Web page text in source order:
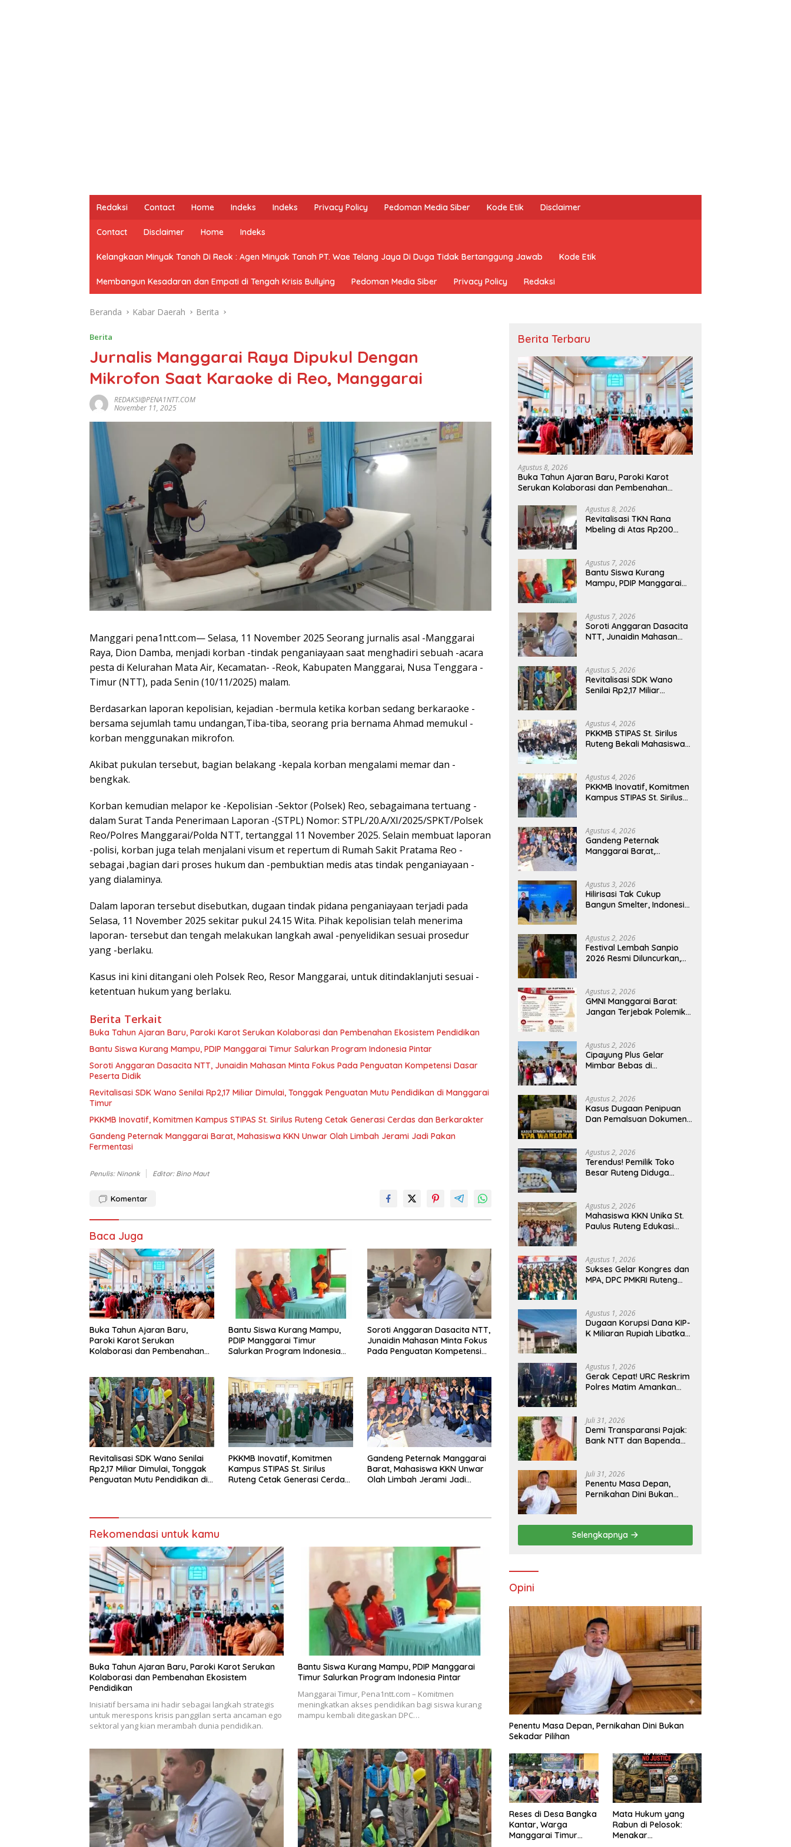
Redaksi Contact Home Indeks Indeks Privacy Policy Pedoman Media Siber Kode Etik Disclaimer
Contact Disclaimer Home Indeks
Kelangkaan Minyak Tanah Di Reok : Agen Minyak Tanah PT. Wae Telang Jaya Di Duga Tidak Bertanggung Jawab Kode Etik
Membangun Kesadaran dan Empati di Tengah Krisis Bullying Pedoman Media Siber Privacy Policy Redaksi
Beranda Kabar Daerah Berita
Berita
Jurnalis Manggarai Raya Dipukul Dengan
Mikrofon Saat Karaoke di Reo, Manggarai
REDAKSI@PENA1NTT.COM
November 11, 2025
Manggari pena1ntt.com— Selasa, 11 November 2025 Seorang jurnalis asal -Manggarai
Raya, Dion Damba, menjadi korban -tindak penganiayaan saat menghadiri sebuah -acara
pesta di Kelurahan Mata Air, Kecamatan- -Reok, Kabupaten Manggarai, Nusa Tenggara -
Timur (NTT), pada Senin (10/11/2025) malam.
Berdasarkan laporan kepolisian, kejadian -bermula ketika korban sedang berkaraoke -
bersama sejumlah tamu undangan,Tiba-tiba, seorang pria bernama Ahmad memukul -
korban menggunakan mikrofon.
Akibat pukulan tersebut, bagian belakang -kepala korban mengalami memar dan -
bengkak.
Korban kemudian melapor ke -Kepolisian -Sektor (Polsek) Reo, sebagaimana tertuang -
dalam Surat Tanda Penerimaan Laporan -(STPL) Nomor: STPL/20.A/XI/2025/SPKT/Polsek
Reo/Polres Manggarai/Polda NTT, tertanggal 11 November 2025. Selain membuat laporan
-polisi, korban juga telah menjalani visum et repertum di Rumah Sakit Pratama Reo -
sebagai ,bagian dari proses hukum dan -pembuktian medis atas tindak penganiayaan -
yang dialaminya.
Dalam laporan tersebut disebutkan, dugaan tindak pidana penganiayaan terjadi pada
Selasa, 11 November 2025 sekitar pukul 24.15 Wita. Pihak kepolisian telah menerima
laporan- tersebut dan tengah melakukan langkah awal -penyelidikan sesuai prosedur
yang -berlaku.
Kasus ini kini ditangani oleh Polsek Reo, Resor Manggarai, untuk ditindaklanjuti sesuai -
ketentuan hukum yang berlaku.
Berita Terkait
Buka Tahun Ajaran Baru, Paroki Karot Serukan Kolaborasi dan Pembenahan Ekosistem Pendidikan
Bantu Siswa Kurang Mampu, PDIP Manggarai Timur Salurkan Program Indonesia Pintar
Soroti Anggaran Dasacita NTT, Junaidin Mahasan Minta Fokus Pada Penguatan Kompetensi Dasar
Peserta Didik
Revitalisasi SDK Wano Senilai Rp2,17 Miliar Dimulai, Tonggak Penguatan Mutu Pendidikan di Manggarai
Timur
PKKMB Inovatif, Komitmen Kampus STIPAS St. Sirilus Ruteng Cetak Generasi Cerdas dan Berkarakter
Gandeng Peternak Manggarai Barat, Mahasiswa KKN Unwar Olah Limbah Jerami Jadi Pakan
Fermentasi
Penulis: Ninonk Editor: Bino Maut
Komentar
Baca Juga
Buka Tahun Ajaran Baru,
Paroki Karot Serukan
Kolaborasi dan Pembenahan
Bantu Siswa Kurang Mampu,
PDIP Manggarai Timur
Salurkan Program Indonesia
Soroti Anggaran Dasacita NTT,
Junaidin Mahasan Minta Fokus
Pada Penguatan Kompetensi
Revitalisasi SDK Wano Senilai
Rp2,17 Miliar Dimulai, Tonggak
Penguatan Mutu Pendidikan di
PKKMB Inovatif, Komitmen
Kampus STIPAS St. Sirilus
Ruteng Cetak Generasi Cerdas
Gandeng Peternak Manggarai
Barat, Mahasiswa KKN Unwar
Olah Limbah Jerami Jadi
Rekomendasi untuk kamu
Buka Tahun Ajaran Baru, Paroki Karot Serukan
Kolaborasi dan Pembenahan Ekosistem
Pendidikan
Inisiatif bersama ini hadir sebagai langkah strategis
untuk merespons krisis panggilan serta ancaman ego
sektoral yang kian merambah dunia pendidikan.
Bantu Siswa Kurang Mampu, PDIP Manggarai
Timur Salurkan Program Indonesia Pintar
Manggarai Timur, Pena1ntt.com – Komitmen
meningkatkan akses pendidikan bagi siswa kurang
mampu kembali ditegaskan DPC…
Berita Terbaru
Agustus 8, 2026
Buka Tahun Ajaran Baru, Paroki Karot
Serukan Kolaborasi dan Pembenahan
Agustus 8, 2026
Revitalisasi TKN Rana
Mbeling di Atas Rp200
Desa
Agustus 7, 2026
Bantu Siswa Kurang
Mampu, PDIP Manggarai
Agustus 7, 2026
Soroti Anggaran Dasacita
NTT, Junaidin Mahasan
Dasar Peserta Didik
Agustus 5, 2026
Revitalisasi SDK Wano
Senilai Rp2,17 Miliar
Pendidikan di Manggarai
Timur
Agustus 4, 2026
PKKMB STIPAS St. Sirilus
Ruteng Bekali Mahasiswa
Organisasi
Agustus 4, 2026
PKKMB Inovatif, Komitmen
Kampus STIPAS St. Sirilus
Agustus 4, 2026
Gandeng Peternak
Manggarai Barat,
Pakan Fermentasi
Agustus 3, 2026
Hilirisasi Tak Cukup
Bangun Smelter, Indonesia
Agustus 2, 2026
Festival Lembah Sanpio
2026 Resmi Diluncurkan,
untuk Dukung Generasi
Berkarakter
Agustus 2, 2026
GMNI Manggarai Barat:
Jangan Terjebak Polemik
Berdampak bagi Rakyat
Agustus 2, 2026
Cipayung Plus Gelar
Mimbar Bebas di
Penyematan Gelar “Raja
Timor” kepada Jokowi
Agustus 2, 2026
Kasus Dugaan Penipuan
Dan Pemalsuan Dokumen
Gelar Perkara,
Penyelidikan Polres
Manggarai Barat
Agustus 2, 2026
Terendus! Pemilik Toko
Besar Ruteng Diduga
Flores
Agustus 2, 2026
Mahasiswa KKN Unika St.
Paulus Ruteng Edukasi
Galong, Kota Komba
Utara
Agustus 1, 2026
Sukses Gelar Kongres dan
MPA, DPC PMKRI Ruteng
Agustus 1, 2026
Dugaan Korupsi Dana KIP-
K Miliaran Rupiah Libatkan
Agustus 1, 2026
Gerak Cepat! URC Reskrim
Polres Matim Amankan
Golo Kantar
Juli 31, 2026
​Demi Transparansi Pajak:
Bank NTT dan Bapenda
Juli 31, 2026
Penentu Masa Depan,
Pernikahan Dini Bukan
Selengkapnya
Opini
Penentu Masa Depan, Pernikahan Dini Bukan
Sekadar Pilihan
Reses di Desa Bangka
Kantar, Warga
Manggarai Timur
Mata Hukum yang
Rabun di Pelosok:
Menakar